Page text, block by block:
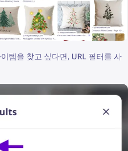
템을 찾고 싶다면, URL 필터를 사